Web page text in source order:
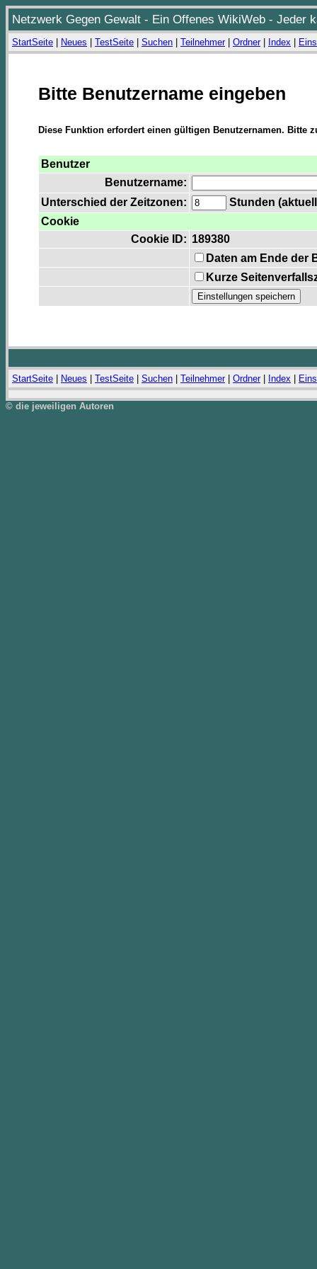
Netzwerk Gegen Gewalt - Ein Offenes WikiWeb - Jeder
StartSeite Neues TestSeite Suchen Teilnehmer| Ordner| Index
Bitte Benutzername eingeben
Diese Funktion erfordert einen gültigen Benutzernamen. Bitte
Benutzer
Benutzername:
Unterschied der Zeitzonen:
Stunden
Cookie
Cookie ID: 189380
Daten am Ende der
Kurze
StartSeite Neues TestSeite Suchen Teilnehmer| Ordner| Index
© die jeweiligen Autoren